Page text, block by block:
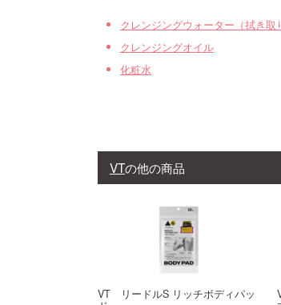
クレンジングウォーター（拭き取
クレンジングオイル
化粧水
VTの他の商品
VT リードルS リッチボディパッ